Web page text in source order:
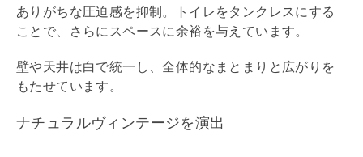
ありがちな圧迫感を抑制。トイレをタンクレスにする
ことで、さらにスペースに余裕を与えています。
壁や天井は白で統一し、全体的なまとまりと広がりを
もたせています。
ナチュラルヴィンテージを演出